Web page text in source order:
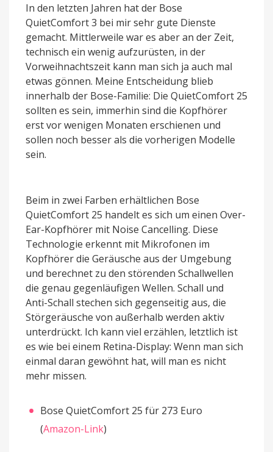
In den letzten Jahren hat der Bose
QuietComfort 3 bei mir sehr gute Dienste
gemacht. Mittlerweile war es aber an der Zeit,
technisch ein wenig aufzurüsten, in der
Vorweihnachtszeit kann man sich ja auch mal
etwas gönnen. Meine Entscheidung blieb
innerhalb der Bose-Familie: Die QuietComfort 25
sollten es sein, immerhin sind die Kopfhörer
erst vor wenigen Monaten erschienen und
sollen noch besser als die vorherigen Modelle
sein.
Beim in zwei Farben erhältlichen Bose
QuietComfort 25 handelt es sich um einen Over-
Ear-Kopfhörer mit Noise Cancelling. Diese
Technologie erkennt mit Mikrofonen im
Kopfhörer die Geräusche aus der Umgebung
und berechnet zu den störenden Schallwellen
die genau gegenläufigen Wellen. Schall und
Anti-Schall stechen sich gegenseitig aus, die
Störgeräusche von außerhalb werden aktiv
unterdrückt. Ich kann viel erzählen, letztlich ist
es wie bei einem Retina-Display: Wenn man sich
einmal daran gewöhnt hat, will man es nicht
mehr missen.
Bose QuietComfort 25 für 273 Euro
(Amazon-Link)